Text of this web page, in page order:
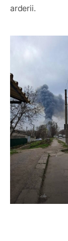
arderii.